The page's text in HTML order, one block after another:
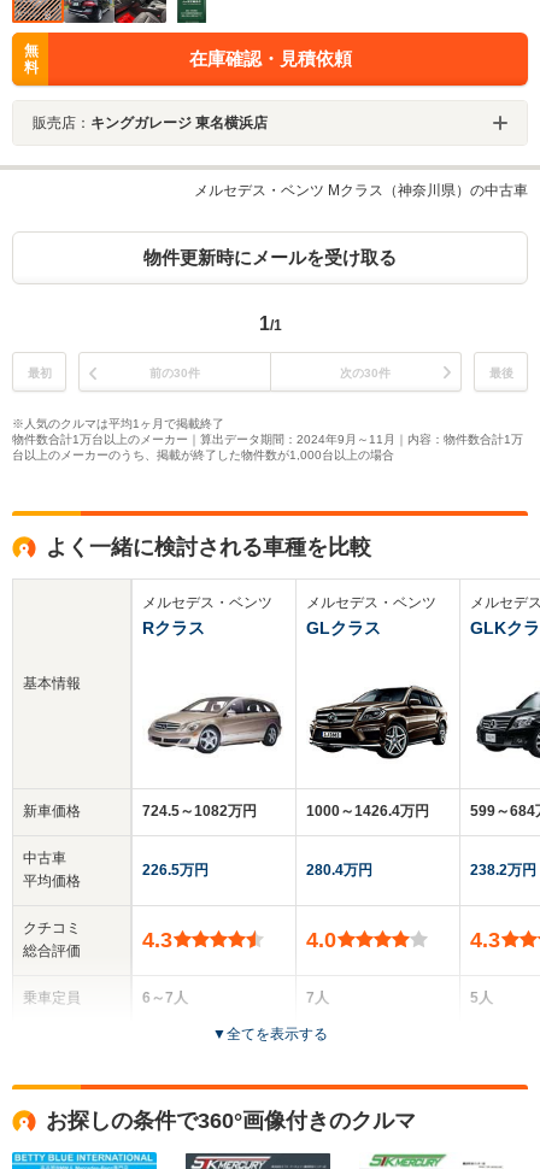
無
料
在庫確認・見積依頼
販売店： キングガレージ 東名横浜店
メルセデス・ベンツ Mクラス（神奈川県）の中古車
物件更新時にメールを受け取る
1/1
最初 前の30件 次の30件 最後
※人気のクルマは平均1ヶ月で掲載終了
物件数合計1万台以上のメーカー｜算出データ期間：2024年9月～11月｜内容：物件数合計1万
台以上のメーカーのうち、掲載が終了した物件数が1,000台以上の場合
よく一緒に検討される車種を比較
基本情報
新車価格
中古車
平均価格
クチコミ
総合評価
乗車定員
メルセデス・ベンツ
Rクラス
724.5～1082万円
226.5万円
4.3
6～7人
1.66m
メルセデス・ベンツ
GLクラス
1000～1426.4万円
280.4万円
4.0
7人
5ドア
全高
1.85m
メルセデ
GLKク
599～684
238.2万円
4.3
5人
▼全てを表示する
お探しの条件で360°画像付きのクルマ